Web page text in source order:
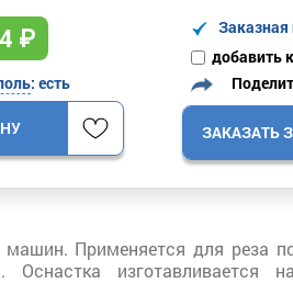
₽
Заказная
добавить
: есть
ЗАКАЗАТЬ
Применяется для реза
изготавливается